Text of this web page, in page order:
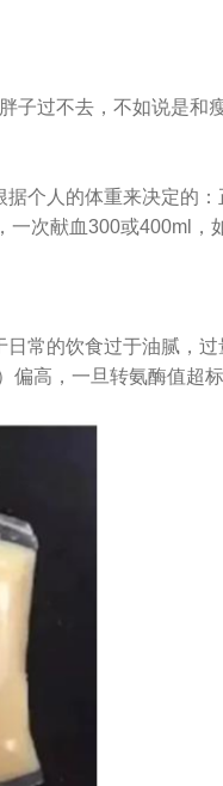
过不去，不如说是和
个人的体重来决定的：
次献血300或400ml，
常的饮食过于油腻，过
高，一旦转氨酶值超标